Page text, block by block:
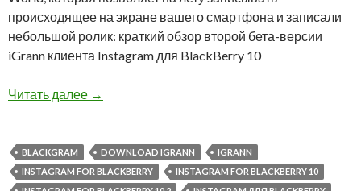
происходящее на экране вашего смартфона и записали
небольшой ролик: краткий обзор второй бета-версии
iGrann клиента Instagram для BlackBerry 10
Читать далее Видео: iGrann клиент Instagram для
→
BLACKGRAM DOWNLOAD IGRANN
IGRANN
INSTAGRAM FOR BLACKBERRY
INSTAGRAM FOR BLACKBERRY 10